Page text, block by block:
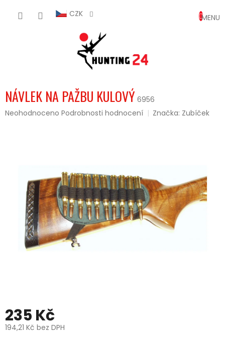
CZK
KOŠÍK
NÁVLEK NA PAŽBU KULOVÝ 6956
Průměrné
hvězdiček.
Neohodnoceno Podrobnosti hodnocení Značka: Zubíček
235 Kč
194,21 Kč bez DPH